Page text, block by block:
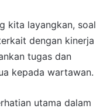
kita layangkan, soal
dengan kinerja
tugas dan
kepada wartawan.
utama dalam